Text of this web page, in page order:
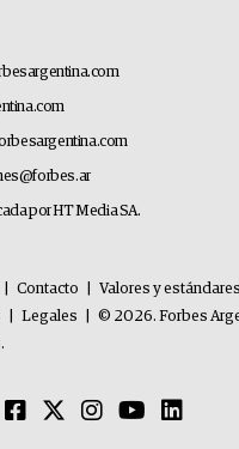
por HT Media SA.
Contacto Valores y
Legales
© 2026. Forbes